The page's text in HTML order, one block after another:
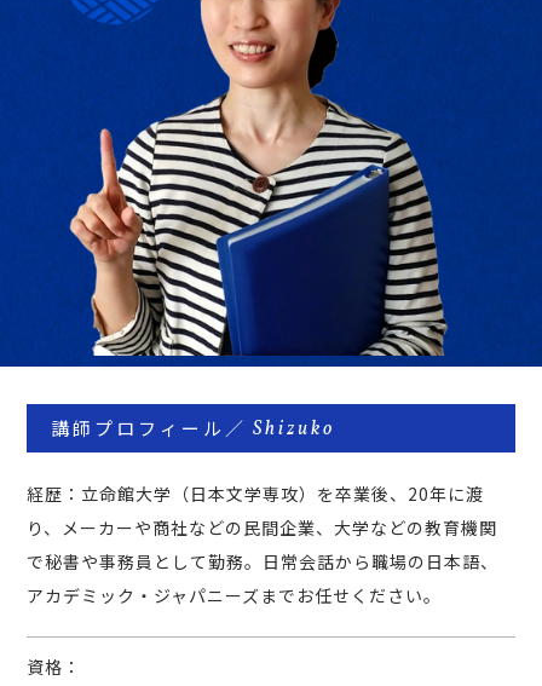
講師プロフィール／ Shizuko
経歴： 立命館大学（日本文学専攻）を卒業後、20年に渡
り、メーカーや商社などの民間企業、大学などの教育機関
で秘書や事務員として勤務。日常会話から職場の日本語、
アカデミック・ジャパニーズまでお任せください。
資格：